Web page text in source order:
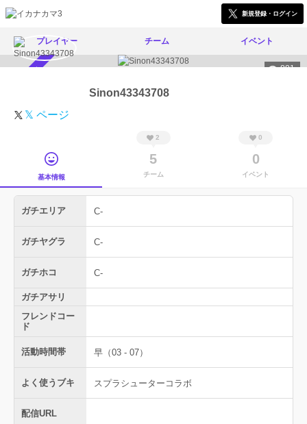
新規登録・ログイン
プレイヤー チーム イベント
881
Sinon43343708
𝕏 ページ
基本情報
2
5
チーム
0
0
イベント
ガチエリア C-
ガチヤグラ C-
ガチホコ C-
ガチアサリ
フレンドコー
ド
活動時間帯 早（03 - 07）
よく使うブキ スプラシューターコラボ
配信URL